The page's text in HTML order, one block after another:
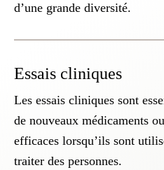
d’une grande diversité.
Essais cliniques
Les essais cliniques sont
de nouveaux médicaments
efficaces lorsqu’ils sont
traiter des personnes.